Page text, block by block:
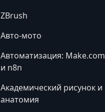
ZBrush
Авто-мото
Автоматизация: Make.com
и n8n
Академический рисунок и
анатомия